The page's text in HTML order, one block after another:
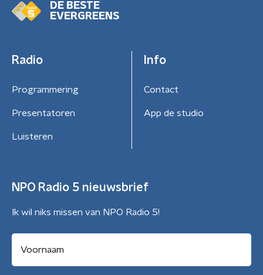
DE BESTE
EVERGREENS
Radio
Programmering
Presentatoren
Luisteren
Info
Contact
App de studio
NPO Radio 5 nieuwsbrief
Ik wil niks missen van NPO Radio 5!